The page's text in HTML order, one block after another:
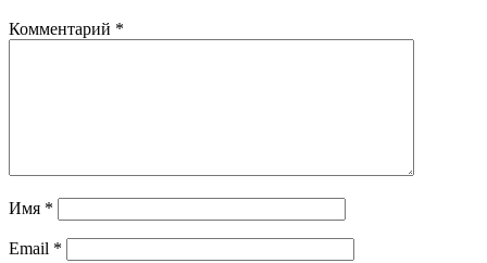
Комментарий *
Имя *
Email *